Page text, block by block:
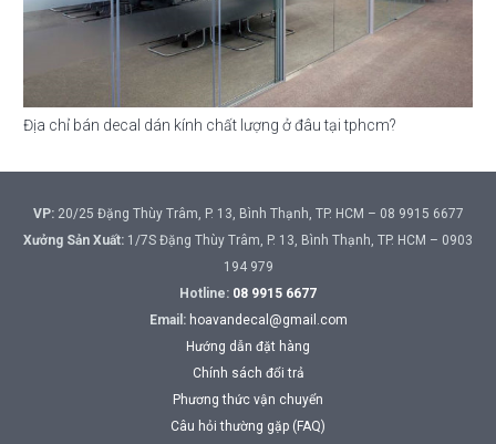
Địa chỉ bán decal dán kính chất lượng ở đâu tại tphcm?
VP:20/25 Đặng Thùy Trâm, P. 13, Bình Thạnh, TP. HCM – 08 9915 6677
Xưởng Sản Xuất: 1/7S Đặng Thùy Trâm, P. 13, Bình Thạnh, TP. HCM – 0903
194 979
Hotline: 08 9915 6677
Email: hoavandecal@gmail.com
Hướng dẫn đặt hàng
Chính sách đổi trả
Phương thức vận chuyển
Câu hỏi thường gặp (FAQ)